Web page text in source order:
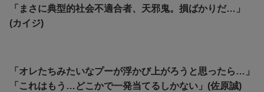
「まさに典型的社会不適合者、天邪鬼。損ばかりだ…」
(カイジ)
「オレたちみたいなプーが浮かび上がろうと思ったら…」
「これはもう…どこかで一発当てるしかない」(佐原誠)